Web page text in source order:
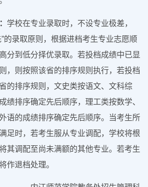
学校在专业录取时，不设专业极差，
的录取原则，根据进档考生专业志愿顺
分到低分择优录取。若投档成绩中已显
，则按照该省的排序规则执行，若投档
的排序规则，文史类按语文、文科综
绩排序确定先后顺序，理工类按数学、
语的成绩排序确定先后顺序。当考生所
足时，若考生服从专业调配，学校将根
其调配至尚未满额的其他专业。若考生
作退档处理。